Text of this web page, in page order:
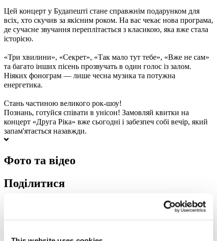
Цей концерт у Будапешті стане справжнім подарунком для
всіх, хто скучив за якісним роком. На вас чекає нова програма,
де сучасне звучання переплітається з класикою, яка вже стала
історією.
«Три хвилини», «Секрет», «Так мало тут тебе», «Вже не сам»
та багато інших пісень прозвучать в один голос із залом.
Ніяких фонограм — лише чесна музика та потужна
енергетика.
Стань частиною великого рок-шоу!
Познань, готуйся співати в унісон! Замовляй квитки на
концерт «Друга Ріка» вже сьогодні і забезпеч собі вечір, який
запам'ятається назавжди.
Фото та відео
Поділитися
Касовий збір:100EUR